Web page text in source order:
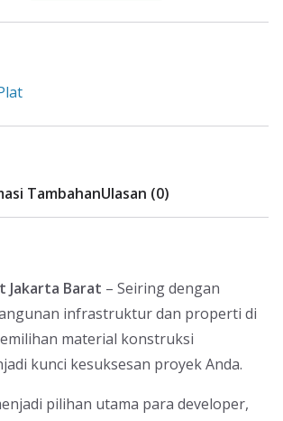
TambahanUlasan (0)
Jakarta Barat – Seiring dengan
infrastruktur dan properti di
material konstruksi
kunci kesuksesan proyek Anda.
pilihan utama para developer,